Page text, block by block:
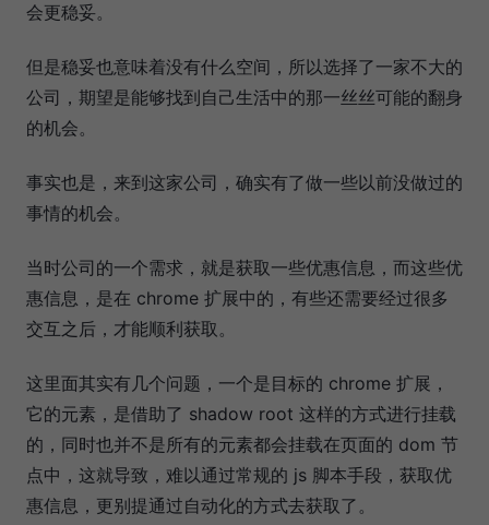
会更稳妥。
但是稳妥也意味着没有什么空间，所以选择了一家不大的
公司，期望是能够找到自己生活中的那一丝丝可能的翻身
的机会。
事实也是，来到这家公司，确实有了做一些以前没做过的
事情的机会。
当时公司的一个需求，就是获取一些优惠信息，而这些优
惠信息，是在 chrome 扩展中的，有些还需要经过很多
交互之后，才能顺利获取。
这里面其实有几个问题，一个是目标的 chrome 扩展，
它的元素，是借助了 shadow root 这样的方式进行挂载
的，同时也并不是所有的元素都会挂载在页面的 dom 节
点中，这就导致，难以通过常规的 js 脚本手段，获取优
惠信息，更别提通过自动化的方式去获取了。